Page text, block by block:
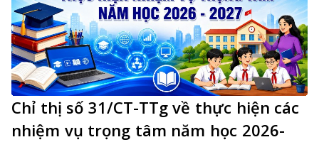
Chỉ thị số 31/CT-TTg về thực hiện các
nhiệm vụ trọng tâm năm học 2026-